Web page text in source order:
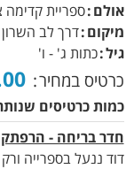
אולם ספריית קדימה
מיקום דרך לב השרון 1
גיל כתות ג' - ו'
כרטיס במחיר ₪40.00
כמות כרטיסים
חדר בריחה -
דוד ננעל בספרייה